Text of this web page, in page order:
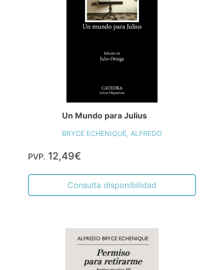
Un Mundo para Julius
BRYCE ECHENIQUE, ALFREDO
PVP. 12,49€
Consulta disponibilidad